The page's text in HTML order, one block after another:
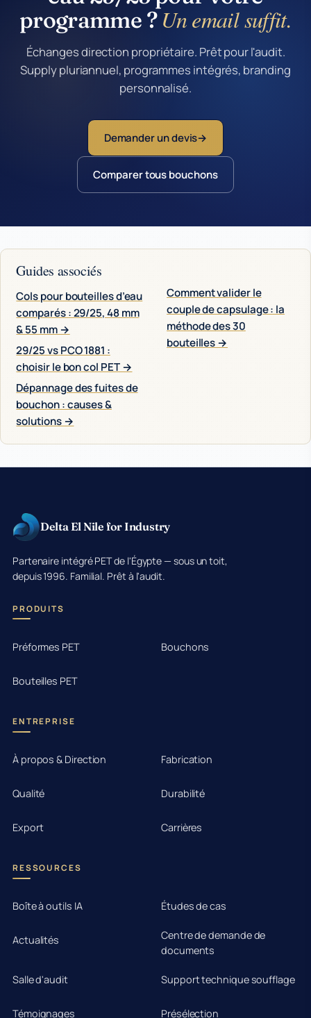
programme ? Un email suffit.
Échanges direction propriétaire. Prêt pour l'audit.
Supply pluriannuel, programmes intégrés, branding
personnalisé.
Demander un devis
Comparer tous bouchons
Guides associés
Cols pour bouteilles d’eau
comparés : 29/25, 48 mm
& 55 mm →
29/25 vs PCO 1881 :
choisir le bon col PET →
Dépannage des fuites de
bouchon : causes &
solutions →
Comment valider le
couple de capsulage : la
méthode des 30
bouteilles →
Delta El Nile for Industry
Partenaire intégré PET de l'Égypte — sous un toit,
depuis 1996. Familial. Prêt à l'audit.
PRODUITS
Préformes PET Bouchons
Bouteilles PET
ENTREPRISE
À propos & Direction Fabrication
Qualité Durabilité
Export Carrières
RESSOURCES
Boîte à outils IA Études de cas
Actualités
Centre de demande de
documents
Salle d'audit Support technique soufflage
Témoignages Présélection